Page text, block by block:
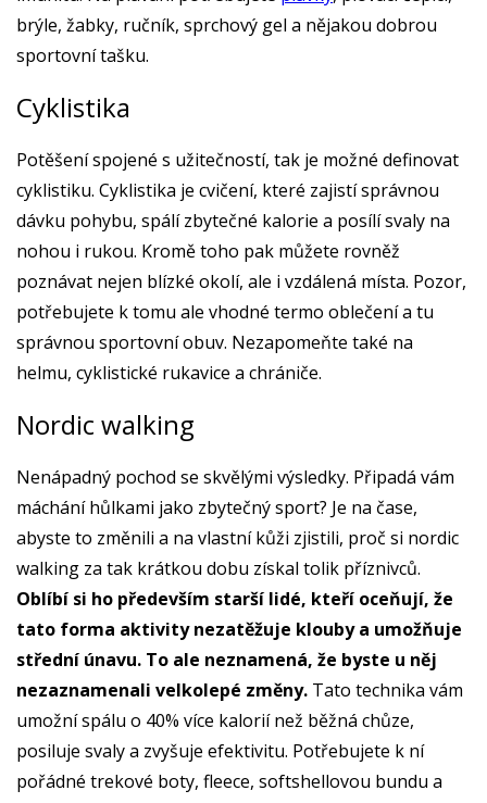
brýle, žabky, ručník, sprchový gel a nějakou dobrou
sportovní tašku.
Cyklistika
Potěšení spojené s užitečností, tak je možné definovat
cyklistiku. Cyklistika je cvičení, které zajistí správnou
dávku pohybu, spálí zbytečné kalorie a posílí svaly na
nohou i rukou. Kromě toho pak můžete rovněž
poznávat nejen blízké okolí, ale i vzdálená místa. Pozor,
potřebujete k tomu ale vhodné termo oblečení a tu
správnou sportovní obuv. Nezapomeňte také na
helmu, cyklistické rukavice a chrániče.
Nordic walking
Nenápadný pochod se skvělými výsledky. Připadá vám
máchání hůlkami jako zbytečný sport? Je na čase,
abyste to změnili a na vlastní kůži zjistili, proč si nordic
walking za tak krátkou dobu získal tolik příznivců.
Oblíbí si ho především starší lidé, kteří oceňují, že
tato forma aktivity nezatěžuje klouby a umožňuje
střední únavu. To ale neznamená, že byste u něj
nezaznamenali velkolepé změny. Tato technika vám
umožní spálu o 40% více kalorií než běžná chůze,
posiluje svaly a zvyšuje efektivitu. Potřebujete k ní
pořádné trekové boty, fleece, softshellovou bundu a